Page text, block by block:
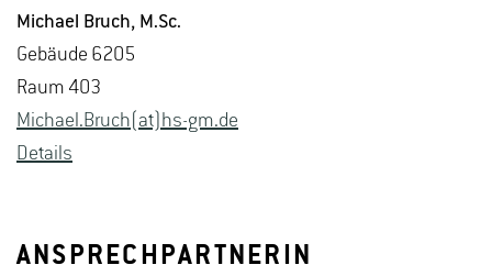
Mi­cha­el Bruch, M.​Sc.
Ge­bäu­de 6205
Raum 403
Mi­cha­el.Bruch(at)hs-​gm.​de
De­tails
ANSPRECHPARTNERIN